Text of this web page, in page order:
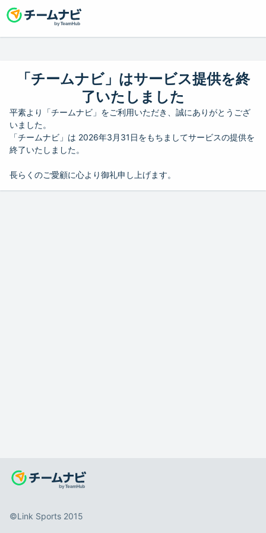
「チームナビ」はサービス提供を終
了いたしました
平素より「チームナビ」をご利用いただき、誠にありがとうござ
いました。
「チームナビ」は 2026年3月31日をもちましてサービスの提供を
終了いたしました。
長らくのご愛顧に心より御礼申し上げます。
©️Link Sports 2015